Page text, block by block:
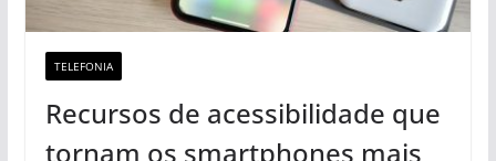
TELEFONIA
Recursos de acessibilidade que
tornam os smartphones mais